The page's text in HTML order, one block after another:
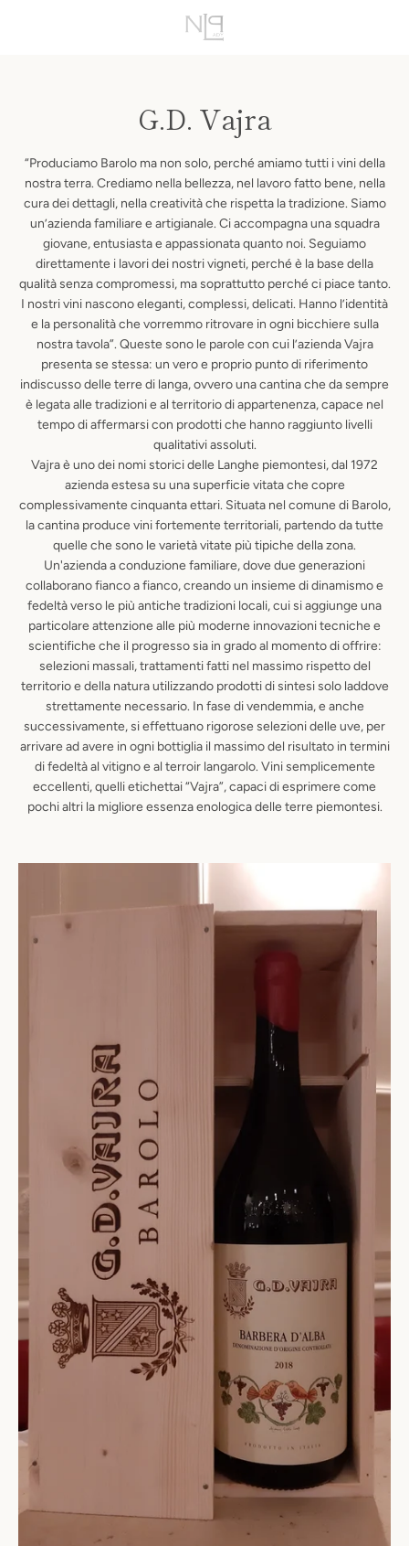
G.D. Vajra
“Produciamo Barolo ma non solo, perché amiamo tutti i vini della
nostra terra. Crediamo nella bellezza, nel lavoro fatto bene, nella
cura dei dettagli, nella creatività che rispetta la tradizione. Siamo
un’azienda familiare e artigianale. Ci accompagna una squadra
giovane, entusiasta e appassionata quanto noi. Seguiamo
direttamente i lavori dei nostri vigneti, perché è la base della
qualità senza compromessi, ma soprattutto perché ci piace tanto.
I nostri vini nascono eleganti, complessi, delicati. Hanno l’identità
e la personalità che vorremmo ritrovare in ogni bicchiere sulla
nostra tavola”. Queste sono le parole con cui l’azienda Vajra
presenta se stessa: un vero e proprio punto di riferimento
indiscusso delle terre di langa, ovvero una cantina che da sempre
è legata alle tradizioni e al territorio di appartenenza, capace nel
tempo di affermarsi con prodotti che hanno raggiunto livelli
qualitativi assoluti.
Vajra è uno dei nomi storici delle Langhe piemontesi, dal 1972
azienda estesa su una superficie vitata che copre
complessivamente cinquanta ettari. Situata nel comune di Barolo,
la cantina produce vini fortemente territoriali, partendo da tutte
quelle che sono le varietà vitate più tipiche della zona.
Un'azienda a conduzione familiare, dove due generazioni
collaborano fianco a fianco, creando un insieme di dinamismo e
fedeltà verso le più antiche tradizioni locali, cui si aggiunge una
particolare attenzione alle più moderne innovazioni tecniche e
scientifiche che il progresso sia in grado al momento di offrire:
selezioni massali, trattamenti fatti nel massimo rispetto del
territorio e della natura utilizzando prodotti di sintesi solo laddove
strettamente necessario. In fase di vendemmia, e anche
successivamente, si effettuano rigorose selezioni delle uve, per
arrivare ad avere in ogni bottiglia il massimo del risultato in termini
di fedeltà al vitigno e al terroir langarolo. Vini semplicemente
eccellenti, quelli etichettai “Vajra”, capaci di esprimere come
pochi altri la migliore essenza enologica delle terre piemontesi.